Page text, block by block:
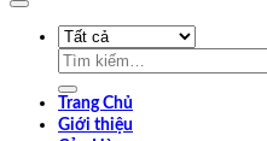
Tìm
kiếm:
Trang Chủ
Giới thiệu